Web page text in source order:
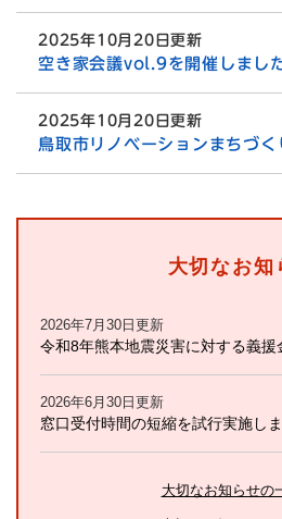
2025年10月20日更新
空き家会議vol.9を開催しまし
2025年10月20日更新
鳥取市リノベーションまちづく
大切なお知
2026年7月30日更新
令和8年熊本地震災害に対する義援
2026年6月30日更新
窓口受付時間の短縮を試行実施し
大切なお知らせの